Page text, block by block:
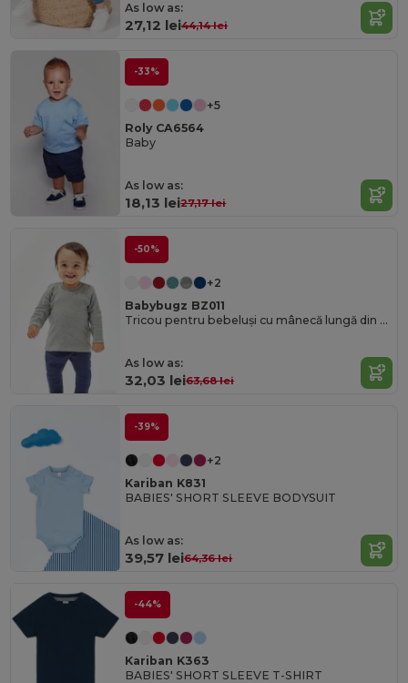
As low as:
27,12 lei44,14 lei
-33%
+5
Roly CA6564
Baby
As low as:
18,13 lei27,17 lei
-50%
+2
Babybugz BZ011
Tricou pentru bebeluși cu mânecă lungă din bumbac Cozy cu capse ușoare
As low as:
32,03 lei63,68 lei
-39%
+2
Kariban K831
BABIES' SHORT SLEEVE BODYSUIT
As low as:
39,57 lei64,36 lei
-44%
Kariban K363
BABIES' SHORT SLEEVE T-SHIRT